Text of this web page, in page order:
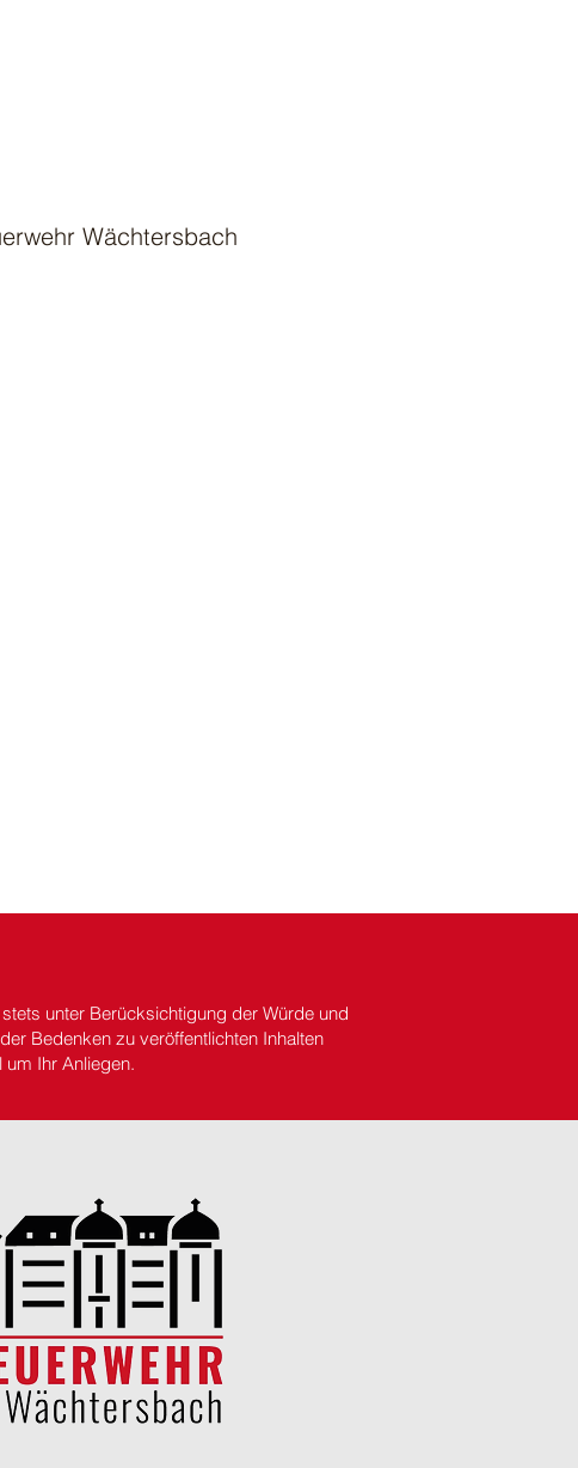
Wächtersbach
unter Berücksichtigung der Würde und
Bedenken zu veröffentlichten Inhalten
um Ihr Anliegen.